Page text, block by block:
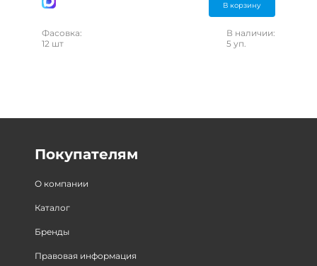
В корзину
Фасовка:
12 шт
В наличии:
5 уп.
Покупателям
О компании
Каталог
Бренды
Правовая информация